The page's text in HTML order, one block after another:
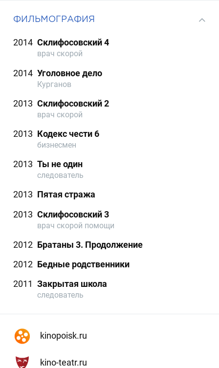
ФИЛЬМОГРАФИЯ
2014 Склифосовский 4
врач скорой
2014 Уголовное дело
Курганов
2013 Склифосовский 2
врач скорой
2013 Кодекс чести 6
бизнесмен
2013 Ты не один
следователь
2013 Пятая стража
2013 Склифосовский 3
врач скорой помощи
2012 Братаны 3. Продолжение
2012 Бедные родственники
2011 Закрытая школа
следователь
kinopoisk.ru
kino-teatr.ru